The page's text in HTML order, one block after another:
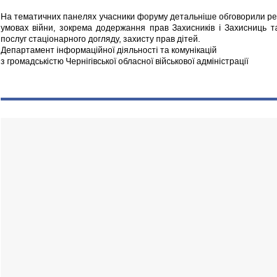
На тематичних панелях учасники форуму детальніше обговорили
умовах війни, зокрема додержання прав Захисників і Захисниць
послуг стаціонарного догляду, захисту прав дітей.
Департамент інформаційної діяльності та комунікацій
з громадськістю Чернігівської обласної військової адміністрації